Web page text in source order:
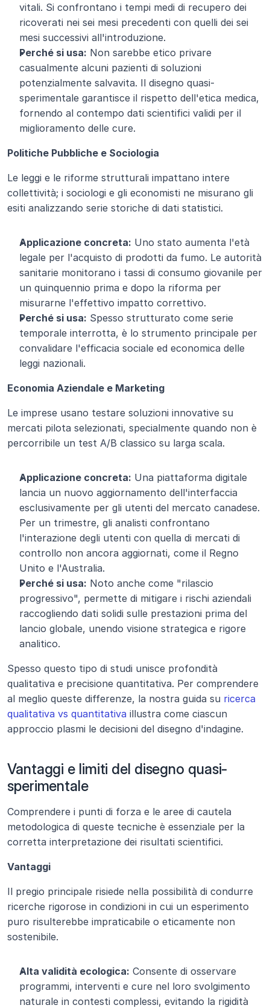
vitali. Si confrontano i tempi medi di recupero dei
ricoverati nei sei mesi precedenti con quelli dei sei
mesi successivi all'introduzione.
Perché si usa: Non sarebbe etico privare
casualmente alcuni pazienti di soluzioni
potenzialmente salvavita. Il disegno quasi-
sperimentale garantisce il rispetto dell'etica medica,
fornendo al contempo dati scientifici validi per il
miglioramento delle cure.
Politiche Pubbliche e Sociologia
Le leggi e le riforme strutturali impattano intere
collettività; i sociologi e gli economisti ne misurano gli
esiti analizzando serie storiche di dati statistici.
Applicazione concreta: Uno stato aumenta l'età
legale per l'acquisto di prodotti da fumo. Le autorità
sanitarie monitorano i tassi di consumo giovanile per
un quinquennio prima e dopo la riforma per
misurarne l'effettivo impatto correttivo.
Perché si usa: Spesso strutturato come serie
temporale interrotta, è lo strumento principale per
convalidare l'efficacia sociale ed economica delle
leggi nazionali.
Economia Aziendale e Marketing
Le imprese usano testare soluzioni innovative su
mercati pilota selezionati, specialmente quando non è
percorribile un test A/B classico su larga scala.
Applicazione concreta: Una piattaforma digitale
lancia un nuovo aggiornamento dell'interfaccia
esclusivamente per gli utenti del mercato canadese.
Per un trimestre, gli analisti confrontano
l'interazione degli utenti con quella di mercati di
controllo non ancora aggiornati, come il Regno
Unito e l'Australia.
Perché si usa: Noto anche come "rilascio
progressivo", permette di mitigare i rischi aziendali
raccogliendo dati solidi sulle prestazioni prima del
lancio globale, unendo visione strategica e rigore
analitico.
Spesso questo tipo di studi unisce profondità
qualitativa e precisione quantitativa. Per comprendere
al meglio queste differenze, la nostra guida su ricerca
qualitativa vs quantitativa illustra come ciascun
approccio plasmi le decisioni del disegno d'indagine.
Vantaggi e limiti del disegno quasi-
sperimentale
Comprendere i punti di forza e le aree di cautela
metodologica di queste tecniche è essenziale per la
corretta interpretazione dei risultati scientifici.
Vantaggi
Il pregio principale risiede nella possibilità di condurre
ricerche rigorose in condizioni in cui un esperimento
puro risulterebbe impraticabile o eticamente non
sostenibile.
Alta validità ecologica: Consente di osservare
programmi, interventi e cure nel loro svolgimento
naturale in contesti complessi, evitando la rigidità